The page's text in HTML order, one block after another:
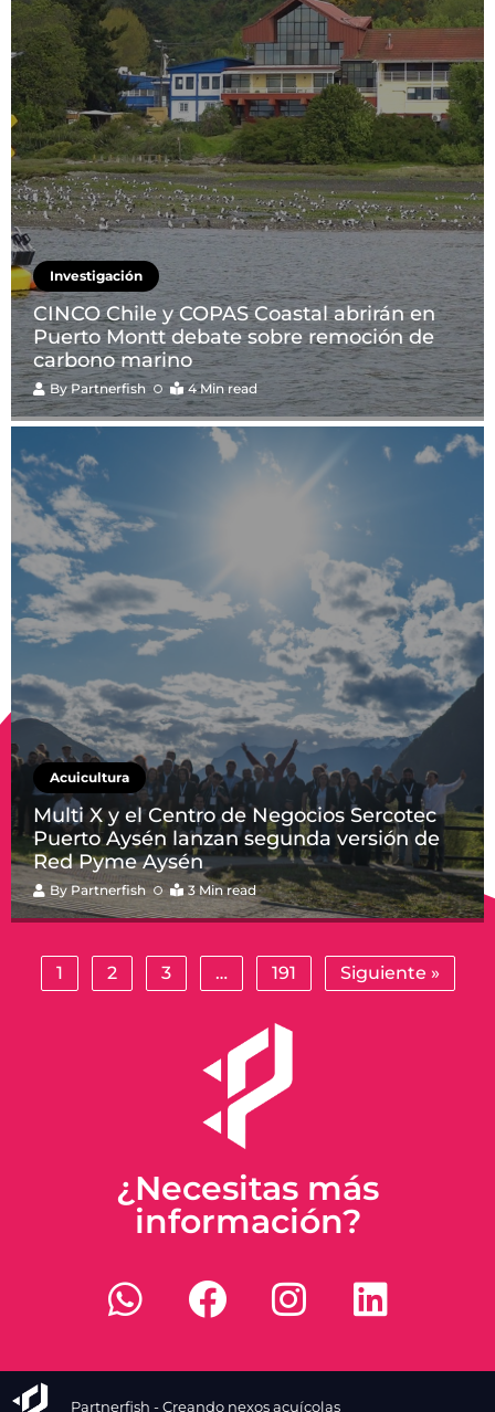
Investigación
CINCO Chile y COPAS Coastal abrirán en
Puerto Montt debate sobre remoción de
carbono marino
ByPartnerfish 4 Min read
Acuicultura
Multi X y el Centro de Negocios Sercotec
Puerto Aysén lanzan segunda versión de
Red Pyme Aysén
By Partnerfish 3 Min read
1 2 3 … 191 Siguiente »
¿Necesitas más
información?
Partnerfish - Creando nexos acuícolas